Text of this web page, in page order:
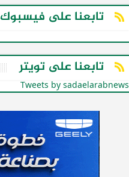
تابعنا على فيسبوك
تابعنا على تويتر
Tweets by sadaelarabnews